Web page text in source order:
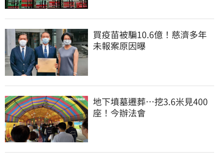
買疫苗被騙10.6億！慈濟多年
未報案原因曝
地下墳墓遷葬…挖3.6米見400
座！今辦法會